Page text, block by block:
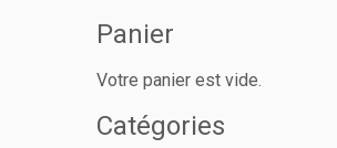
Panier
Votre panier est vide.
Catégories